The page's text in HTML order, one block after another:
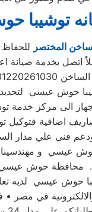
توشيبا
المختصر
بخدمة صيانة
حوش عيسي
الى مركز
اضافية
فني علي مدار
حوش عيسي و
محافظة حوش عيسي .
حوش عيسي لديه
والالكترونية في